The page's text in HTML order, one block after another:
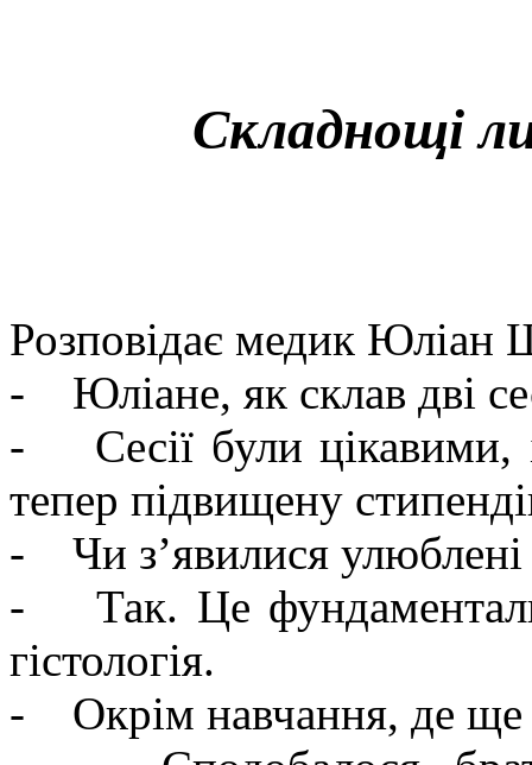
Складнощі
Розповідає медик
- Юліане, як склав дві
- Сесії були цікавими,
тепер підвищену
- Чи з’явилися улюблені
- Так. Це
гістологія.
- Окрім навчання, де ще